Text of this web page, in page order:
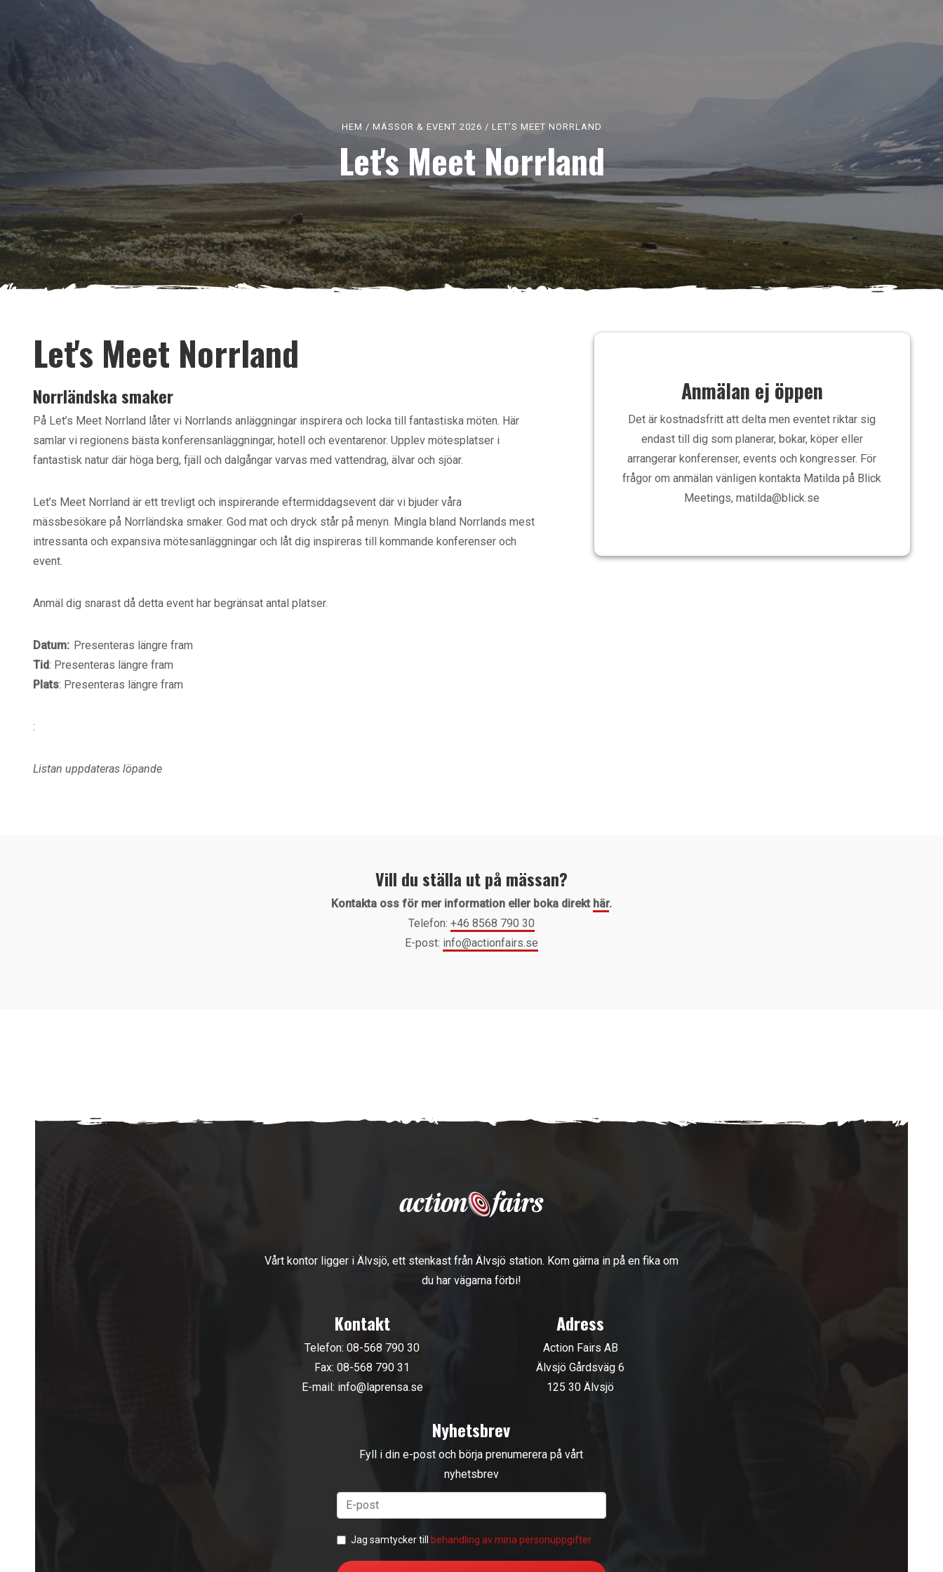
HEM / MÄSSOR & EVENT 2026 / LET’S MEET NORRLAND
Let's Meet Norrland
Anmälan ej öppen
Det är kostnadsfritt att delta men eventet riktar sig
endast till dig som planerar, bokar, köper eller
arrangerar konferenser, events och kongresser. För
frågor om anmälan vänligen kontakta Matilda på Blick
Meetings, matilda@blick.se
Let's Meet Norrland
Norrländska smaker
På Let’s Meet Norrland låter vi Norrlands anläggningar inspirera och locka till fantastiska möten. Här
samlar vi regionens bästa konferensanläggningar, hotell och eventarenor. Upplev mötesplatser i
fantastisk natur där höga berg, fjäll och dalgångar varvas med vattendrag, älvar och sjöar.
Let’s Meet Norrland är ett trevligt och inspirerande eftermiddagsevent där vi bjuder våra
mässbesökare på Norrländska smaker. God mat och dryck står på menyn. Mingla bland Norrlands mest
intressanta och expansiva mötesanläggningar och låt dig inspireras till kommande konferenser och
event.
Anmäl dig snarast då detta event har begränsat antal platser.
Datum: Presenteras längre fram
Tid: Presenteras längre fram
Plats: Presenteras längre fram
:
Listan uppdateras löpande
Vill du ställa ut på mässan?
Kontakta oss för mer information eller boka direkt här.
Telefon: +46 8568 790 30
E-post: info@actionfairs.se
Vårt kontor ligger i Älvsjö, ett stenkast från Älvsjö station. Kom gärna in på en fika om
du har vägarna förbi!
Kontakt
Telefon:08-568 790 30
Fax: 08-568 790 31
E-mail: info@laprensa.se
Adress
Action Fairs AB
Älvsjö Gårdsväg 6
125 30 Älvsjö
Nyhetsbrev
Fyll i din e-post och börja prenumerera på vårt
nyhetsbrev
Jag samtycker till behandling av mina personuppgifter